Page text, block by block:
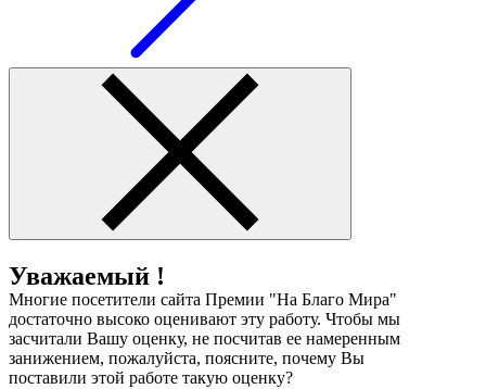
Уважаемый !
Многие посетители сайта Премии "На Благо Мира"
достаточно высоко оценивают эту работу. Чтобы мы
засчитали Вашу оценку, не посчитав ее намеренным
занижением, пожалуйста, поясните, почему Вы
поставили этой работе такую оценку?